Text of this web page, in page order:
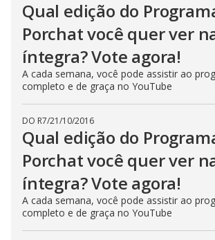
Qual edição do
Porchat você quer ver
íntegra? Vote agora!
A cada semana, você pode assistir ao
completo e de graça no YouTube
DO R7/21/10/2016
Qual edição do
Porchat você quer ver
íntegra? Vote agora!
A cada semana, você pode assistir ao
completo e de graça no YouTube